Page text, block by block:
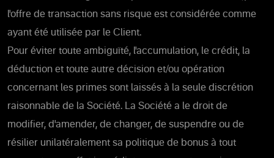
l'offre de transaction sans risque est considérée comme
ayant été utilisée par le Client.
Pour éviter toute ambiguïté, l'accumulation, le crédit, la
déduction et toute autre décision et/ou opération
concernant les primes sont laissés à la seule discrétion
raisonnable de la Société. La Société a le droit de
modifier, d'amender, de changer, de suspendre ou de
résilier unilatéralement sa politique de bonus à tout